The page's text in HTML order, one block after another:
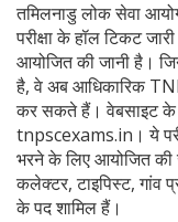
तमिलनाडु लोक सेवा
परीक्षा के हॉल टिकट
आयोजित की जानी है।
है, वे अब आधिकारिक
कर सकते हैं। वेबसाइट के
tnpscexams.in। ये
भरने के लिए आयोजित की
कलेक्टर, टाइपिस्ट, गांव
के पद शामिल हैं।